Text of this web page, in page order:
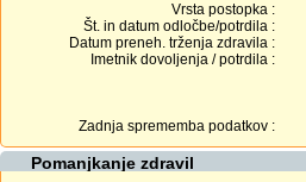
Vrsta postopka :
Št. in datum odločbe/potrdila :
Datum preneh. trženja zdravila :
Imetnik dovoljenja / potrdila :
Zadnja sprememba podatkov :
Pomanjkanje zdravil